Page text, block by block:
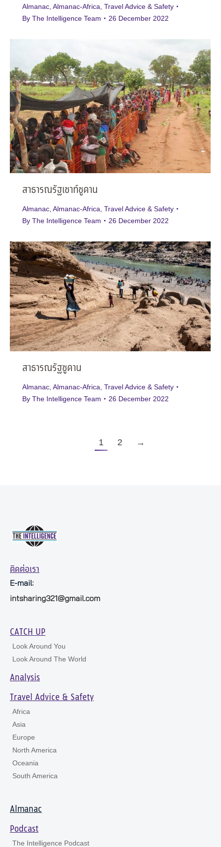
Almanac Almanac-Africa Travel Advice & Safety
By The Intelligence Team 26 December 2022
สาธารณรัฐเซาท์ซูดาน
Almanac Almanac-Africa Travel Advice & Safety
By The Intelligence Team 26 December 2022
สาธารณรัฐซูดาน
Almanac, Almanac-Africa, Travel Advice & Safety
By The Intelligence Team 26 December 2022
1 2 →
ติดต่อเรา
E-mail:
intsharing321@gmail.com
CATCH UP
Look Around You
Look Around The World
Analysis
Travel Advice & Safety
Africa
Asia
Europe
North America
Oceania
South America
Almanac
Podcast
The Intelligence Podcast